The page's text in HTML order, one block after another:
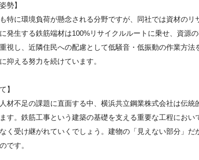
勢】
特に環境負荷が懸念される分野ですが、同社では資材のリ
発生する鉄筋端材は100%リサイクルルートに乗せ、資源の
視し、近隣住民への配慮として低騒音・低振動の作業方法
抑える努力を続けています。
】
材不足の課題に直面する中、横浜共立鋼業株式会社は伝統
す。鉄筋工事という建築の基礎を支える重要な工程におい
く受け継がれていくでしょう。建物の「見えない部分」だ
です。